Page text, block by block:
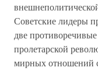
Советские лидеры
две
пролетарской
мирных отношений